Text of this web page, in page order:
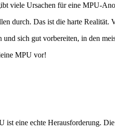
viele Ursachen für eine MPU-
durch. Das ist die harte
sich gut vorbereiten, in den
MPU vor!
eine echte Herausforderung.